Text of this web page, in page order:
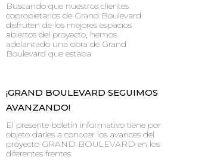
Buscando que nuestros clientes
copropietarios de Grand Boulevard
disfruten de los mejores espacios
abiertos del proyecto, hemos
adelantado una obra de Grand
Boulevard que estaba
¡GRAND BOULEVARD SEGUIMOS
AVANZANDO!
El presente boletín informativo tiene por
objeto darles a conocer los avances del
proyecto GRAND BOULEVARD en los
diferentes frentes.